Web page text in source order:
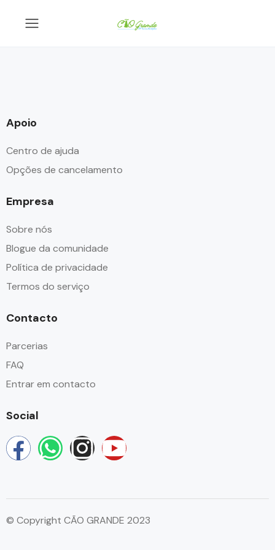
Apoio
Centro de ajuda
Opções de cancelamento
Empresa
Sobre nós
Blogue da comunidade
Política de privacidade
Termos do serviço
Contacto
Parcerias
FAQ
Entrar em contacto
Social
© Copyright CÃO GRANDE 2023